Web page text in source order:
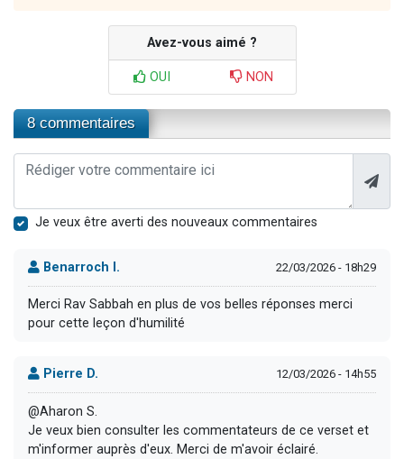
Avez-vous aimé ?
OUI NON
8 commentaires
Je veux être averti des nouveaux commentaires
Benarroch I. 22/03/2026 - 18h29
Merci Rav Sabbah en plus de vos belles réponses merci
pour cette leçon d'humilité
Pierre D. 12/03/2026 - 14h55
@Aharon S.
Je veux bien consulter les commentateurs de ce verset et
m'informer auprès d'eux. Merci de m'avoir éclairé.